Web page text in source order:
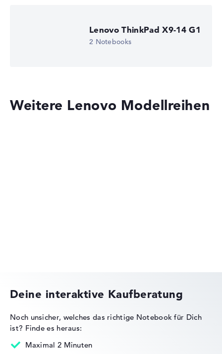
Lenovo ThinkPad X9-14 G1
2 Notebooks
Weitere Lenovo Modellreihen
Lenovo ThinkBook
Deine interaktive Kaufberatung
Noch unsicher, welches das richtige Notebook für Dich
ist? Finde es heraus:
Maximal 2 Minuten